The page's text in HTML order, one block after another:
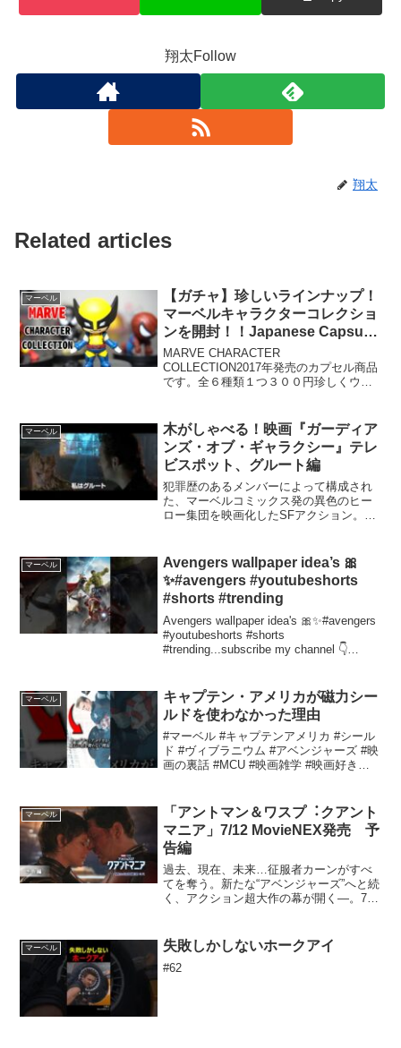
翔太Follow
翔太
Related articles
マーベル
【ガチャ】珍しいラインナップ！
マーベルキャラクターコレクショ
ンを開封！！Japanese Capsule
toy MARVE CHARACTER
COLLECTION
MARVE CHARACTER
COLLECTION2017年発売のカプセル商品
です。全６種類１つ３００円珍しくウル
マーベル
木がしゃべる！映画『ガーディア
ンズ・オブ・ギャラクシー』テレ
ビスポット、グルート編
犯罪歴のあるメンバーによって構成され
た、マーベルコミックス発の異色のヒー
ロー集団を映画化したSFアクション。無
に宇宙滅亡を阻止するための戦いに挑
む。メガホンを取るのは『...
マーベル
Avengers wallpaper idea’s 🎀
✨#avengers #youtubeshorts
#shorts #trending
Avengers wallpaper idea's 🎀✨#avengers
#youtubeshorts #shorts
#trending...subscribe my channel 👇
マーベル
キャプテン・アメリカが磁力シー
ルドを使わなかった理由
#マーベル #キャプテンアメリカ #シール
ド #ヴィブラニウム #アベンジャーズ #映
画の裏話 #MCU #映画雑学 #映画好きと
雌雄
マーベル
「アントマン＆ワスプ︓クアント
マニア」7/12 MovieNEX発売 予
告編
過去、現在、未来…征服者カーンがすべ
てを奪う。新たな“アベンジャーズ”へと続
く、アクション超大作の幕が開く―。7月
始（レンタル）【公式サイト】【Twitte...
マーベル 失敗しかしないホークアイ
#62